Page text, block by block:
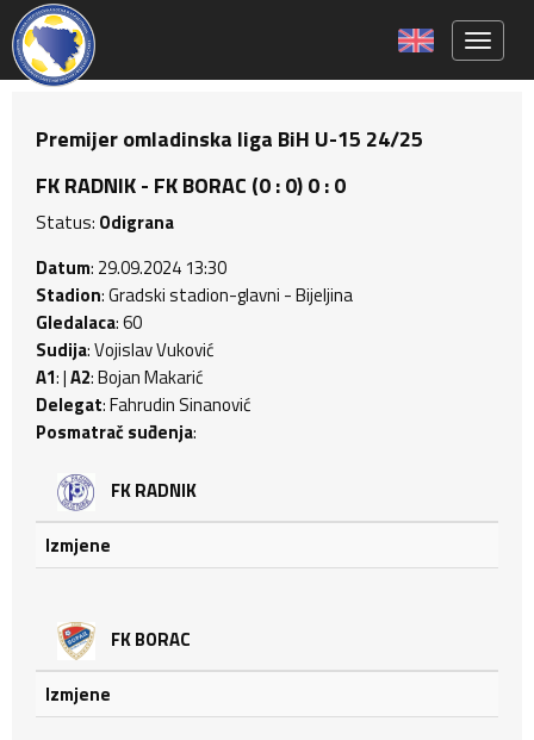
Premijer omladinska liga BiH U-15 24/25
FK RADNIK - FK BORAC (0 : 0) 0 : 0
Status: Odigrana
Datum: 29.09.2024 13:30
Stadion: Gradski stadion-glavni - Bijeljina
Gledalaca: 60
Sudija: Vojislav Vuković
A1: |A2: Bojan Makarić
Delegat: Fahrudin Sinanović
Posmatrač suđenja:
FK RADNIK
Izmjene
FK BORAC
Izmjene